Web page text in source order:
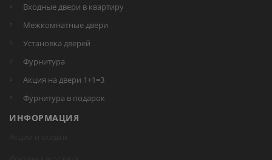
Входные двери в квартиру
Межкомнатные двери
Установка дверей
Фурнитура
Акция на двери 1+1=3
Фурнитура в подарок
ИНФОРМАЦИЯ